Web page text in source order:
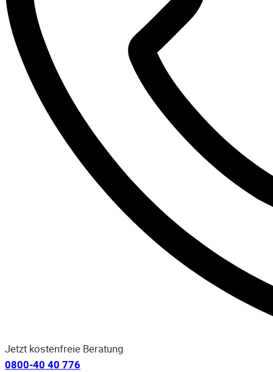
Jetzt kostenfreie Beratung
0800-40 40 776